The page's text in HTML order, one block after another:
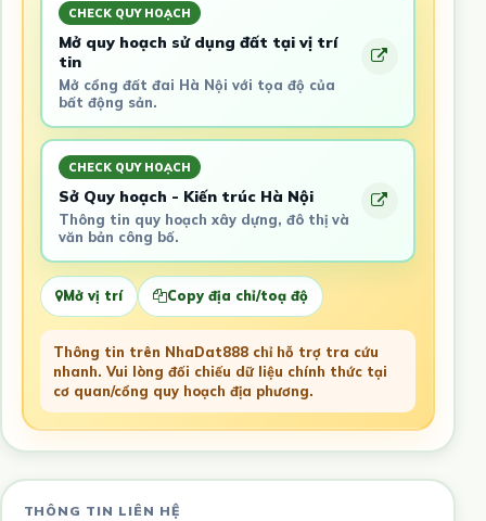
CHECK QUY HOẠCH
Mở quy hoạch sử dụng đất tại vị trí
tin
Mở cổng đất đai Hà Nội với tọa độ của
bất động sản.
CHECK QUY HOẠCH
Sở Quy hoạch - Kiến trúc Hà Nội
Thông tin quy hoạch xây dựng, đô thị và
văn bản công bố.
Mở vị trí Copy địa chỉ/toạ độ
Thông tin trên NhaDat888 chỉ hỗ trợ tra cứu
nhanh. Vui lòng đối chiếu dữ liệu chính thức tại
cơ quan/cổng quy hoạch địa phương.
THÔNG TIN LIÊN HỆ